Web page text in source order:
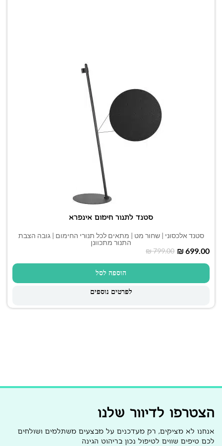
סטנד לתנור חימום אינפרא
סטנד אלכסוני | שחור מט | מתאים לכל תנורי החימום | גובה הצבת
התנור מתכוונן
₪799.00 ₪ 699.00
הוספה לסל
לפרטים נוספים
הצטרפו לדיוור שלנו
אנחנו לא מציקים, רק מעדכנים על מבצעים משתלמים ושולחים
לכם טיפים שווים לטיפול נכון בריהוט הגינה